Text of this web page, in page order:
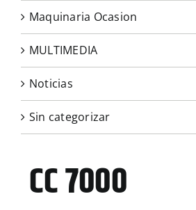
MULTIMEDIA
CONTACTO
Maquinaria Ocasion
MULTIMEDIA
Noticias
Sin categorizar
CC 7000